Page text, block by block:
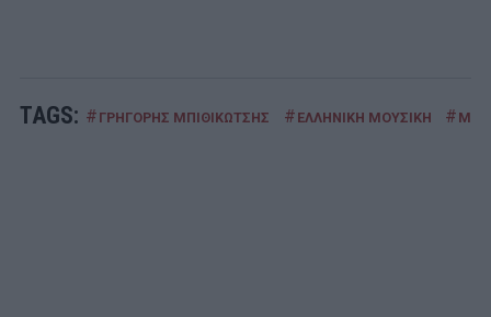
TAGS: # ΓΡΗΓΟΡΗΣ ΜΠΙΘΙΚΩΤΣΗΣ # ΕΛΛΗΝΙΚΗ ΜΟΥΣΙΚΗ #